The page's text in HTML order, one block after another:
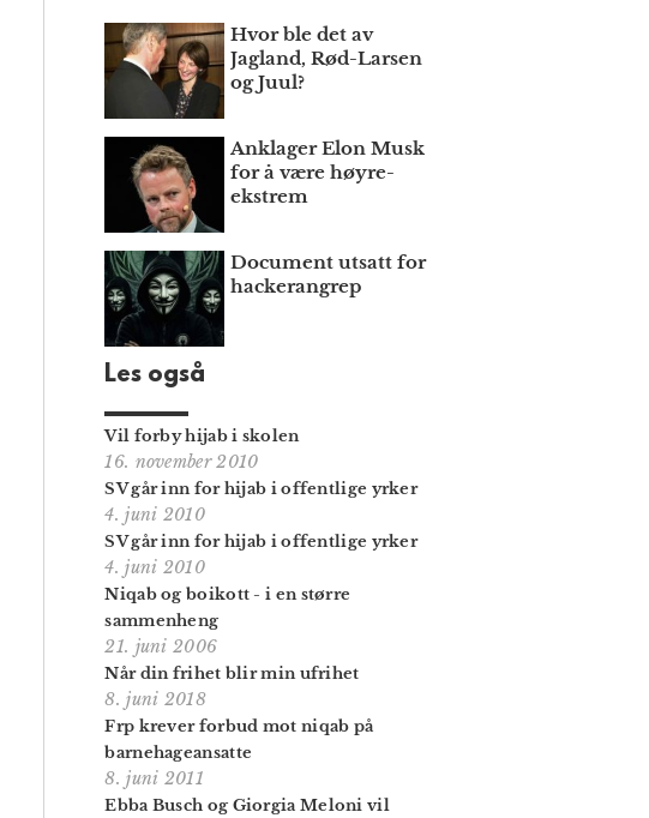
Hvor ble det av
Jagland, Rød-Larsen
og Juul?
Anklager Elon Musk
for å være høyre­
ekstrem
Document utsatt for
hackerangrep
Les også
Vil forby hijab i skolen
16. november 2010
SV går inn for hijab i offentlige yrker
4. juni 2010
SV går inn for hijab i offentlige yrker
4. juni 2010
Niqab og boikott - i en større
sammenheng
21. juni 2006
Når din frihet blir min ufrihet
8. juni 2018
Frp krever forbud mot niqab på
barnehageansatte
8. juni 2011
Ebba Busch og Giorgia Meloni vil